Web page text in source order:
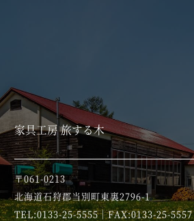
家具工房 旅する木
〒061-0213
北海道石狩郡当別町東裏2796-1
TEL:0133-25-5555｜FAX:0133-25-5557